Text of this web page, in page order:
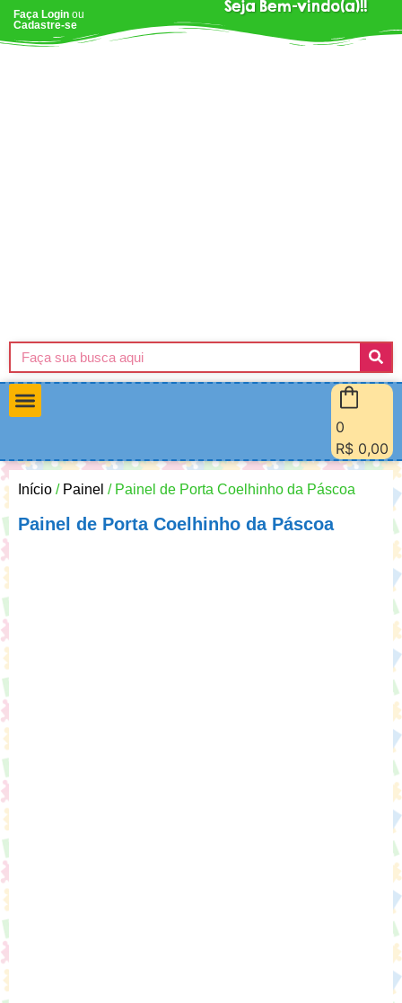
Faça Login ou
Cadastre-se
Seja Bem-vindo(a)!!
0
R$ 0,00
Início / Painel / Painel de Porta Coelhinho da Páscoa
Painel de Porta Coelhinho da Páscoa